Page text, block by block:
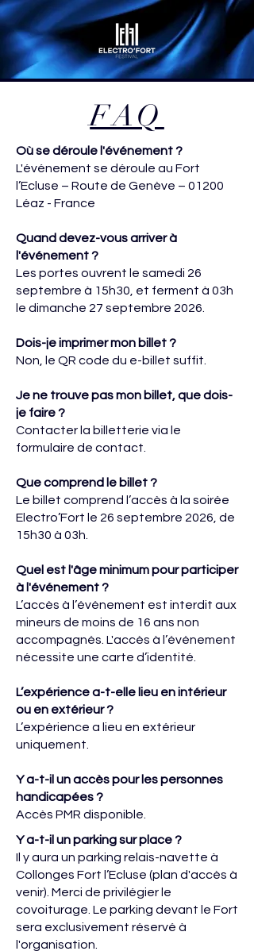
FAQ
Où se déroule l'événement ?
L'événement se déroule au Fort
l’Ecluse – Route de Genève – 01200
Léaz - France
Quand devez-vous arriver à
l'événement ?
Les portes ouvrent le samedi 26
septembre à 15h30, et ferment à 03h
le dimanche 27 septembre 2026.
Dois-je imprimer mon billet ?
Non, le QR code du e-billet suffit.
Je ne trouve pas mon billet, que dois-
je faire ?
Contacter la billetterie via le
formulaire de contact.
Que comprend le billet ?
Le billet comprend l’accès à la soirée
Electro’Fort le 26 septembre 2026, de
15h30 à 03h.
Quel est l'âge minimum pour participer
à l'événement ?
L’accès à l’événement est interdit aux
mineurs de moins de 16 ans non
accompagnés. L'accès à l’événement
nécessite une carte d’identité.
L’expérience a-t-elle lieu en intérieur
ou en extérieur ?
L’expérience a lieu en extérieur
uniquement.
Y a-t-il un accès pour les personnes
handicapées ?
Accès PMR disponible.
Y a-t-il un parking sur place ?
Il y aura un parking relais-navette à
Collonges Fort l’Ecluse (plan d'accès à
venir). Merci de privilégier le
covoiturage. Le parking devant le Fort
sera exclusivement réservé à
l'organisation.